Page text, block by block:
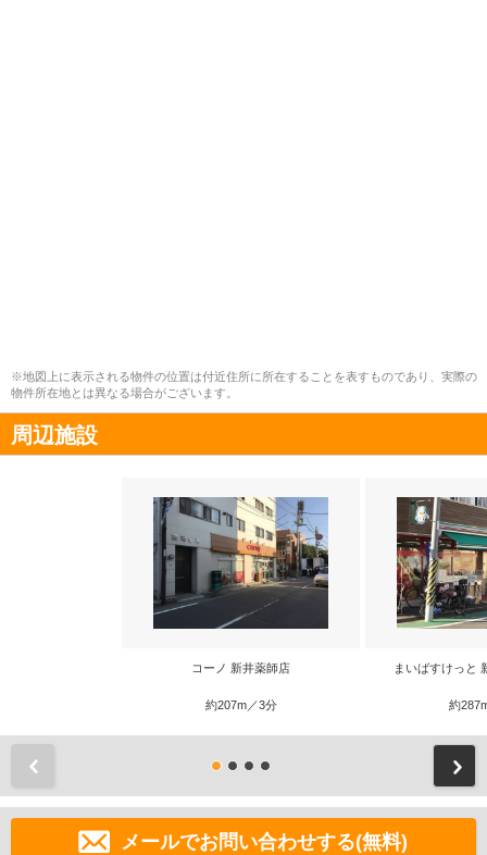
※地図上に表示される物件の位置は付近住所に所在することを表すものであり、実際の
物件所在地とは異なる場合がございます。
周辺施設
コーノ 新井薬師店
約207m／3分
まいばすけっと
約
メールでお問い合わせする(無料)